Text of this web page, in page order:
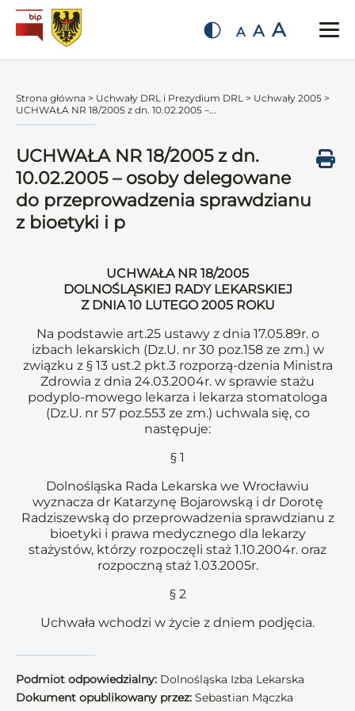
A A A
Strona główna > Uchwały DRL i Prezydium DRL > Uchwały 2005 >
UCHWAŁA NR 18/2005 z dn. 10.02.2005 –...
UCHWAŁA NR 18/2005 z dn.
10.02.2005 – osoby delegowane
do przeprowadzenia sprawdzianu
z bioetyki i p
UCHWAŁA NR 18/2005
DOLNOŚLĄSKIEJ RADY LEKARSKIEJ
Z DNIA 10 LUTEGO 2005 ROKU
Na podstawie art.25 ustawy z dnia 17.05.89r. o
izbach lekarskich (Dz.U. nr 30 poz.158 ze zm.) w
związku z § 13 ust.2 pkt.3 rozporzą-dzenia Ministra
Zdrowia z dnia 24.03.2004r. w sprawie stażu
podyplo-mowego lekarza i lekarza stomatologa
(Dz.U. nr 57 poz.553 ze zm.) uchwala się, co
następuje:
§ 1
Dolnośląska Rada Lekarska we Wrocławiu
wyznacza dr Katarzynę Bojarowską i dr Dorotę
Radziszewską do przeprowadzenia sprawdzianu z
bioetyki i prawa medycznego dla lekarzy
stażystów, którzy rozpoczęli staż 1.10.2004r. oraz
rozpoczną staż 1.03.2005r.
§ 2
Uchwała wchodzi w życie z dniem podjęcia.
Podmiot odpowiedzialny: Dolnośląska Izba Lekarska
Dokument opublikowany przez: Sebastian Mączka